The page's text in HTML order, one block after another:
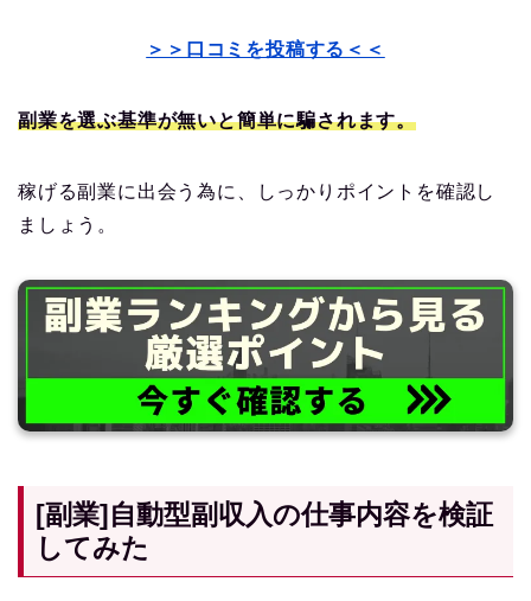
＞＞口コミを投稿する＜＜
副業を選ぶ基準が無いと簡単に騙されます。
稼げる副業に出会う為に、しっかりポイントを確認し
ましょう。
[副業]自動型副収入の仕事内容を検証
してみた